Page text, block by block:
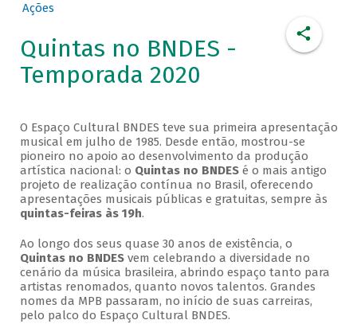
Ações
Quintas no BNDES -
Temporada 2020
O Espaço Cultural BNDES teve sua primeira apresentação
musical em julho de 1985. Desde então, mostrou-se
pioneiro no apoio ao desenvolvimento da produção
artística nacional: o Quintas no BNDESé o mais antigo
projeto de realização contínua no Brasil, oferecendo
apresentações musicais públicas e gratuitas, sempre às
quintas-feiras às 19h.
Ao longo dos seus quase 30 anos de existência, o
Quintas no BNDESvem celebrando a diversidade no
cenário da música brasileira, abrindo espaço tanto para
artistas renomados, quanto novos talentos. Grandes
nomes da MPB passaram, no início de suas carreiras,
pelo palco do Espaço Cultural BNDES.